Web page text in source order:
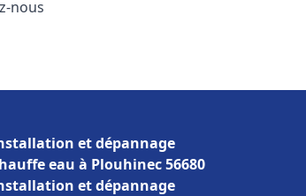
nous
et dépannage
eau à Plouhinec 56680
et dépannage